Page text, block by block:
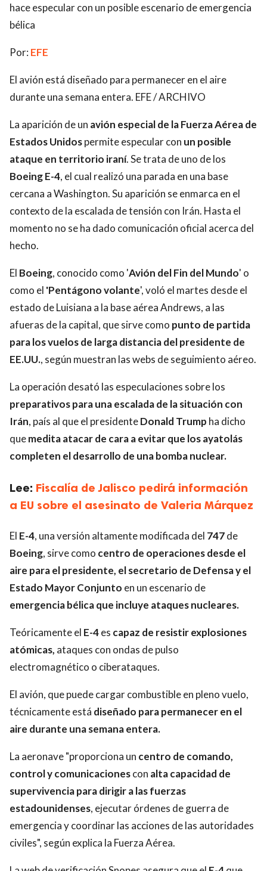
hace especular con un posible escenario de emergencia
bélica
Por: EFE
El avión está diseñado para permanecer en el aire
durante una semana entera. EFE / ARCHIVO
La aparición de un avión especial de la Fuerza Aérea de
Estados Unidospermite especular con un posible
ataque en territorio iraní. Se trata de uno de los
Boeing E-4, el cual realizó una parada en una base
cercana a Washington. Su aparición se enmarca en el
contexto de la escalada de tensión con Irán. Hasta el
momento no se ha dado comunicación oficial acerca del
hecho.
El Boeing, conocido como 'Avión del Fin del Mundo' o
como el 'Pentágono volante', voló el martes desde el
estado de Luisiana a la base aérea Andrews, a las
afueras de la capital, que sirve como punto de partida
para los vuelos de larga distancia del presidente de
EE.UU., según muestran las webs de seguimiento aéreo.
La operación desató las especulaciones sobre los
preparativos para una escalada de la situación con
Irán, país al que el presidenteDonald Trump ha dicho
quemedita atacar de cara a evitar que los ayatolás
completen el desarrollo de una bomba nuclear.
Lee: Fiscalía de Jalisco pedirá información
a EU sobre el asesinato de Valeria Márquez
El E-4, una versión altamente modificada del 747de
Boeing, sirve como centro de operaciones desde el
aire para el presidente, el secretario de Defensa y el
Estado Mayor Conjunto en un escenario de
emergencia bélica que incluye ataques nucleares.
Teóricamente el E-4es capaz de resistir explosiones
atómicas, ataques con ondas de pulso
electromagnético o ciberataques.
El avión, que puede cargar combustible en pleno vuelo,
técnicamente está diseñado para permanecer en el
aire durante una semana entera.
La aeronave "proporciona un centro de comando,
control y comunicacionescon alta capacidad de
supervivencia para dirigir a las fuerzas
estadounidenses, ejecutar órdenes de guerra de
emergencia y coordinar las acciones de las autoridades
civiles", según explica la Fuerza Aérea.